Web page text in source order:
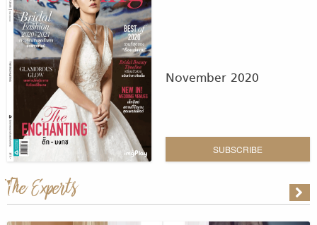
November 2020
SUBSCRIBE
The Experts